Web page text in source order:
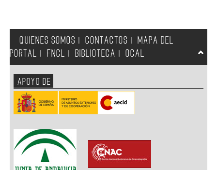
QUIENES SOMOS CONTACTOS
MAPA DEL
PORTAL
FNCL BIBLIOTECA OCAL
APOYO DE